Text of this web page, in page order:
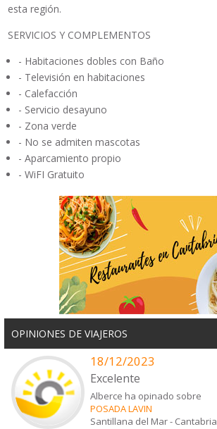
esta región.
SERVICIOS Y COMPLEMENTOS
- Habitaciones dobles con Baño
- Televisión en habitaciones
- Calefacción
- Servicio desayuno
- Zona verde
- No se admiten mascotas
- Aparcamiento propio
- WiFI Gratuito
OPINIONES DE VIAJEROS
18/12/2023
Excelente
Alberce ha opinado sobre
POSADA LAVIN
Santillana del Mar- Cantabria